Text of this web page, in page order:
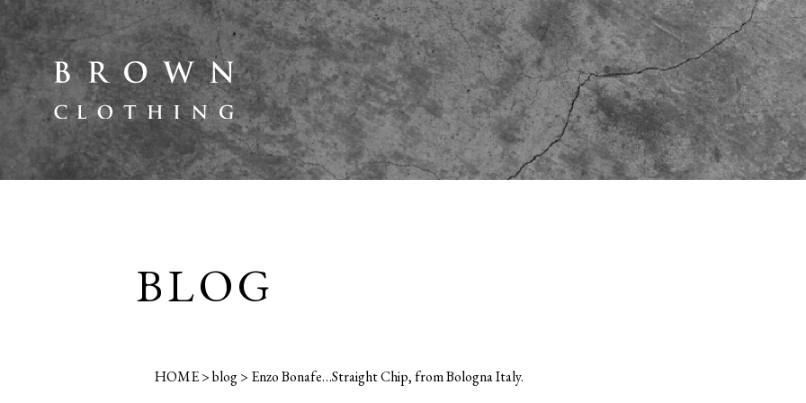
BLOG
HOME>blog> Enzo Bonafe…Straight Chip, from Bologna Italy.